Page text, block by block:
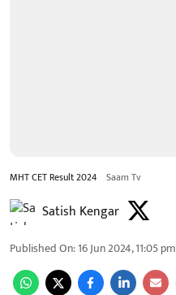
MHT CET Result 2024 Saam Tv
Satish Kengar
Published On:16 Jun 2024, 11:05 pm